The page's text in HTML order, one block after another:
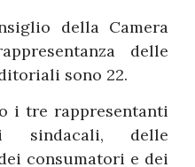
della Camera
delle
sono 22.
i tre rappresentanti
sindacali, delle
consumatori e dei